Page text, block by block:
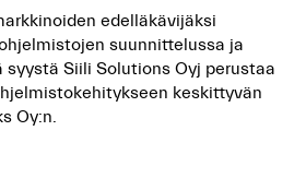
edelläkävijäksi
suunnittelussa ja
syystä Siili Solutions Oyj perustaa
keskittyvän
Oy:n.